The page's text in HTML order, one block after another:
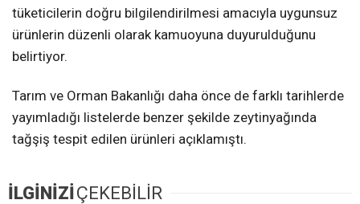
tüketicilerin doğru bilgilendirilmesi amacıyla uygunsuz
ürünlerin düzenli olarak kamuoyuna duyurulduğunu
belirtiyor.
Tarım ve Orman Bakanlığı daha önce de farklı tarihlerde
yayımladığı listelerde benzer şekilde zeytinyağında
tağşiş tespit edilen ürünleri açıklamıştı.
İLGİNİZİÇEKEBİLİR